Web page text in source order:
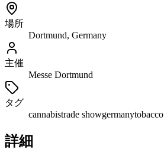
場所
Dortmund, Germany
主催
Messe Dortmund
タグ
cannabistrade showgermanytobacco
詳細